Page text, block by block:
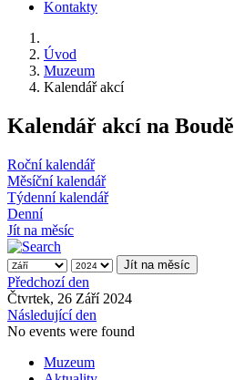
Kontakty
Úvod
Muzeum
Kalendář akcí
Kalendář akcí na Boudě
Roční kalendář
Měsíční kalendář
Týdenní kalendář
Denní
Jít na měsíc
Jít na měsíc
Předchozí den
Čtvrtek, 26 Září 2024
Následující den
No events were found
Muzeum